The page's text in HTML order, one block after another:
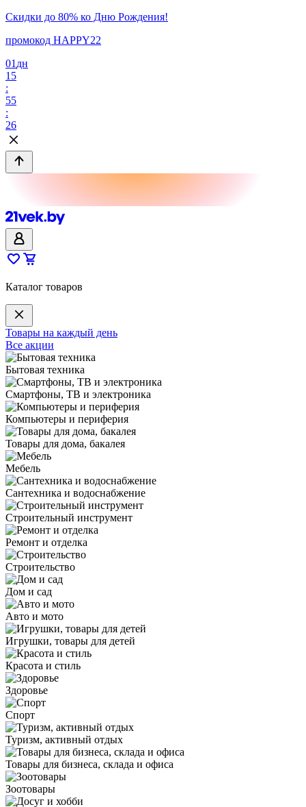
Скидки до 80% ко Дню Рождения!
промокод HAPPY22
01 дн
15
:
55
:
26
Каталог товаров
Товары на каждый день
Все акции
Бытовая техника
Смартфоны, ТВ и электроника
Компьютеры и периферия
Товары для дома, бакалея
Мебель
Сантехника и водоснабжение
Строительный инструмент
Ремонт и отделка
Строительство
Дом и сад
Авто и мото
Игрушки, товары для детей
Красота и стиль
Здоровье
Спорт
Туризм, активный отдых
Товары для бизнеса, склада и офиса
Зоотовары